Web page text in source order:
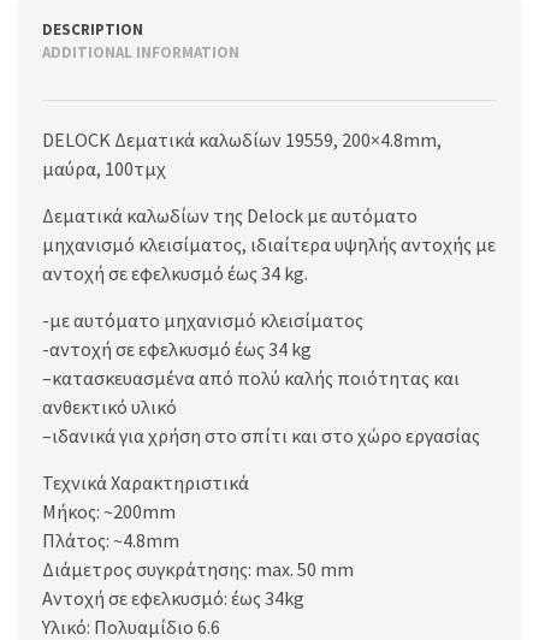
DESCRIPTION
ADDITIONAL INFORMATION
DELOCK Δεματικά καλωδίων 19559, 200×4.8mm,
μαύρα, 100τμχ
Δεματικά καλωδίων της Delock με αυτόματο
μηχανισμό κλεισίματος, ιδιαίτερα υψηλής αντοχής με
αντοχή σε εφελκυσμό έως 34 kg.
-με αυτόματο μηχανισμό κλεισίματος
-αντοχή σε εφελκυσμό έως 34 kg
–κατασκευασμένα από πολύ καλής ποιότητας και
ανθεκτικό υλικό
–ιδανικά για χρήση στο σπίτι και στο χώρο εργασίας
Τεχνικά Χαρακτηριστικά
Μήκος: ~200mm
Πλάτος: ~4.8mm
Διάμετρος συγκράτησης: max. 50 mm
Αντοχή σε εφελκυσμό: έως 34kg
Υλικό: Πολυαμίδιο 6.6